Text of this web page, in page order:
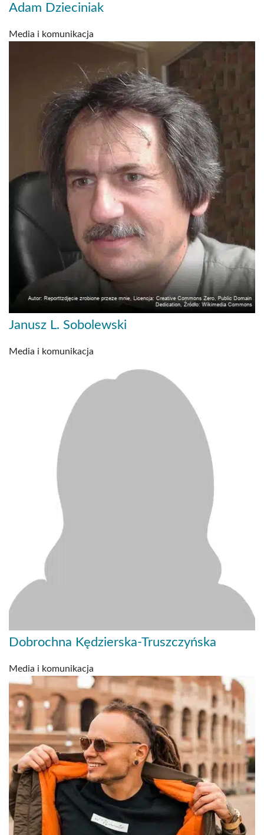
Adam Dzieciniak
Media i komunikacja
Janusz L. Sobolewski
Media i komunikacja
Dobrochna Kędzierska-Truszczyńska
Media i komunikacja